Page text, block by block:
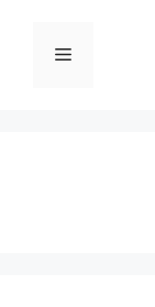
القائمة